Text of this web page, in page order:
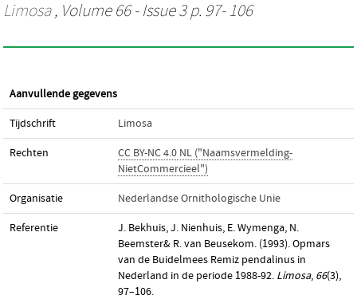
Limosa, Volume 66 - Issue 3 p. 97- 106
Aanvullende gegevens
Tijdschrift Limosa
Rechten
CC BY-NC 4.0 NL ("Naamsvermelding-
NietCommercieel")
Organisatie Nederlandse Ornithologische Unie
Referentie
J. Bekhuis, J. Nienhuis, E. Wymenga, N.
Beemster& R. van Beusekom. (1993). Opmars
van de Buidelmees Remiz pendalinus in
Nederland in de periode 1988-92. Limosa, 66(3),
97–106.